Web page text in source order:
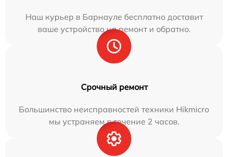
Наш курьер в Барнауле бесплатно доставит
ваше устройство на ремонт и обратно.
Срочный ремонт
Большинство неисправностей техники Hikmicro
мы устраняем в течение 2 часов.